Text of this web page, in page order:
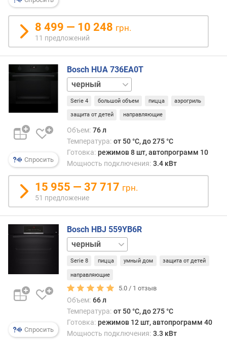
о
т
а
в
а
и
в
н
и
я
(
м
м
и
н
а
я
в
8 499 — 10 248 грн.
11 предложений
Спросить
Bosch HUA 736EA0T
белый
графит
нержавейка
Serie 4 большой объем пицца аэрогриль
защита от детей направляющие
Объем: 76 л
Температура: от 50 °C, до 275 °C
Готовка: режимов 8 шт, автопрограмм 10
Мощность подключения: 3.4 кВт
15 955 — 37 717 грн.
51 предложение
Спросить
Bosch HBJ 559YB6R
белый
Serie 8 пицца умный дом защита от детей
направляющие
5.0 / 1 отзыв
Объем: 66 л
Температура: от 50 °C, до 275 °C
Готовка: режимов 12 шт, автопрограмм 40
Мощность подключения: 3.3 кВт